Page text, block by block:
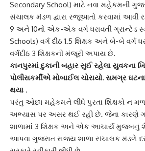
Secondary School) માટે નવા મહેકમની
સંચાલક મંડળ દ્વારા રજૂઆતો કરવામાં આવી
9 અને 10નો એક-એક વર્ગ ધરાવતી ગ્રાન્ટેડ
Schools) વર્ગ દીઠ 1.5 શિક્ષક અને બે-બે વર્ગ
વર્ગદીઠ 3 શિક્ષકની મંજૂરી અપાય છે.
કાનપુરમાં દુકાની બહાર સુઈ રહેલા યુવકના
પોલીસકર્મીએ મોબાઈલ ચોરાયો. સમગ્ર
થયા .
પરંતુ ઓછા મહેકમને લીધે પુરતા શિક્ષકો ન
અભ્યાસ પર અસર થઈ રહી છે. જેના કારણે
શાળામાં 3 શિક્ષક અને એક આચાર્ય મુજબનું
આપવા ગુજરાત રાજ્ય શાળા સંચાલક મંડળે